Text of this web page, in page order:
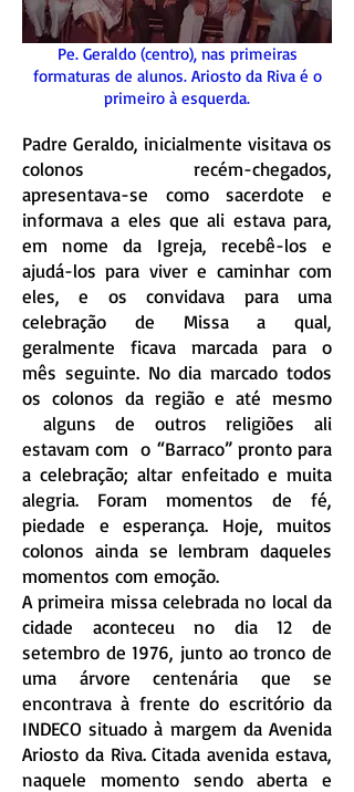
Pe. Geraldo (centro), nas primeiras
formaturas de alunos. Ariosto da Riva é o
primeiro à esquerda.
Padre Geraldo, inicialmente visitava os
colonos recém-chegados,
apresentava-se como sacerdote e
informava a eles que ali estava para,
em nome da Igreja, recebê-los e
ajudá-los para viver e caminhar com
eles, e os convidava para uma
celebração de Missa a qual,
geralmente ficava marcada para o
mês seguinte. No dia marcado todos
os colonos da região e até mesmo
alguns de outros religiões ali
estavam com o “Barraco” pronto para
a celebração; altar enfeitado e muita
alegria. Foram momentos de fé,
piedade e esperança. Hoje, muitos
colonos ainda se lembram daqueles
momentos com emoção.
A primeira missa celebrada no local da
cidade aconteceu no dia 12 de
setembro de 1976, junto ao tronco de
uma árvore centenária que se
encontrava à frente do escritório da
INDECO situado à margem da Avenida
Ariosto da Riva. Citada avenida estava,
naquele momento sendo aberta e